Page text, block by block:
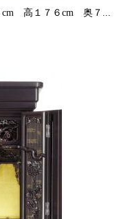
cm 高１７６cm 奥７...